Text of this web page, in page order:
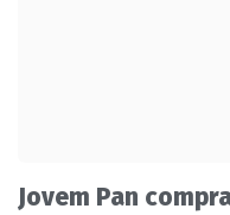
Jovem Pan